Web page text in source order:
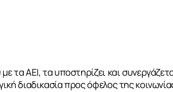
τα ΑΕΙ, τα υποστηρίζει και
διαδικασία προς όφελος της